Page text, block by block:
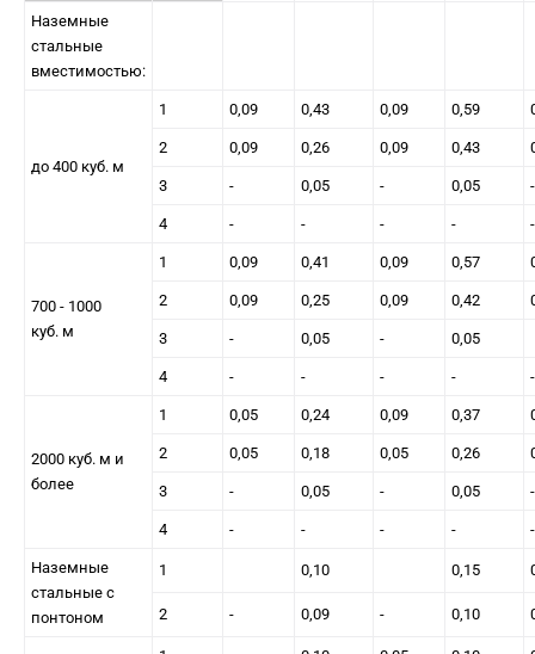
Наземные
стальные
вместимостью:
до 400 куб. м
1 0,09 0,43 0,09 0,59
2 0,09 0,26 0,09 0,43
3 - 0,05 - 0,05 -
4 - - - - -
700 - 1000
куб. м
1 0,09 0,41 0,09 0,57
2 0,09 0,25 0,09 0,42
3 - 0,05 - 0,05
4 - - - - -
2000 куб. м и
более
1 0,05 0,24 0,09 0,37
2 0,05 0,18 0,05 0,26
3 - 0,05 - 0,05 -
4 - - - - -
Наземные
стальные с
понтоном
1 0,10 0,15
2 - 0,09 - 0,10